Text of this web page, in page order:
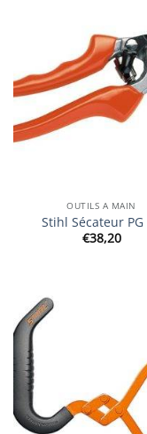
OUTILS A MAIN
Stihl Sécateur PG
€38,20